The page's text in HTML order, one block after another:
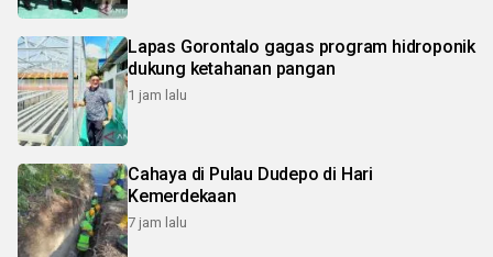
Lapas Gorontalo gagas program hidroponik
dukung ketahanan pangan
1 jam lalu
Cahaya di Pulau Dudepo di Hari
Kemerdekaan
7 jam lalu